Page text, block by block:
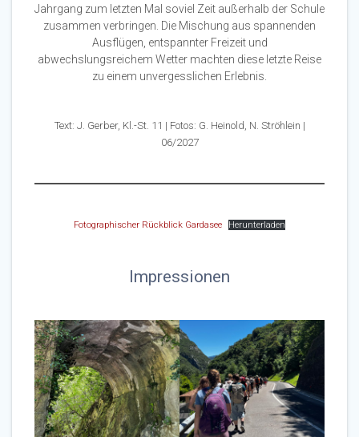
Jahrgang zum letzten Mal soviel Zeit außerhalb der Schule
zusammen verbringen. Die Mischung aus spannenden
Ausflügen, entspannter Freizeit und
abwechslungsreichem Wetter machten diese letzte Reise
zu einem unvergesslichen Erlebnis.
Text: J. Gerber, Kl.-St. 11 | Fotos: G. Heinold, N. Ströhlein |
06/2027
Fotographischer Rückblick Gardasee Herunterladen
Impressionen